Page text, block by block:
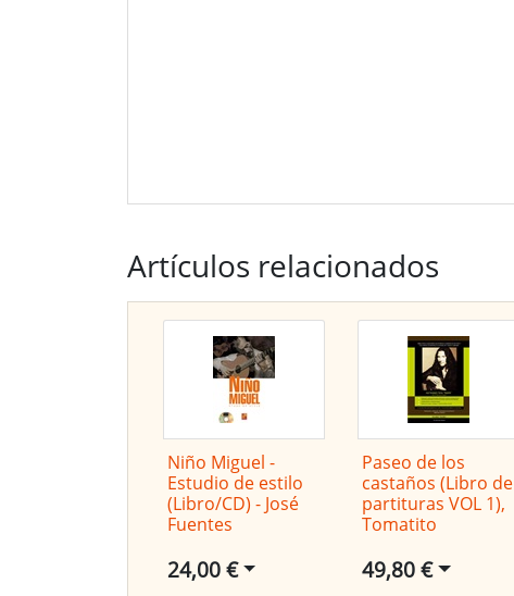
Artículos relacionados
Niño Miguel -
Estudio de estilo
(Libro/CD) - José
Fuentes
24,00 €
Paseo de los
castaños (Libro de
partituras VOL 1),
Tomatito
49,80 €